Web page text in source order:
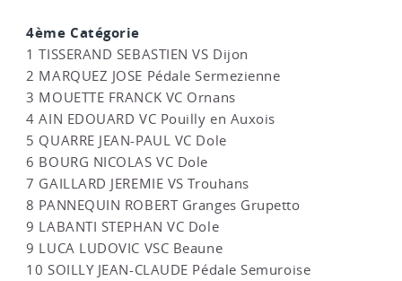
4ème Catégorie
1 TISSERAND SEBASTIEN VS Dijon
2 MARQUEZ JOSE Pédale Sermezienne
3 MOUETTE FRANCK VC Ornans
4 AIN EDOUARD VC Pouilly en Auxois
5 QUARRE JEAN-PAUL VC Dole
6 BOURG NICOLAS VC Dole
7 GAILLARD JEREMIE VS Trouhans
8 PANNEQUIN ROBERT Granges Grupetto
9 LABANTI STEPHAN VC Dole
9 LUCA LUDOVIC VSC Beaune
10 SOILLY JEAN-CLAUDE Pédale Semuroise